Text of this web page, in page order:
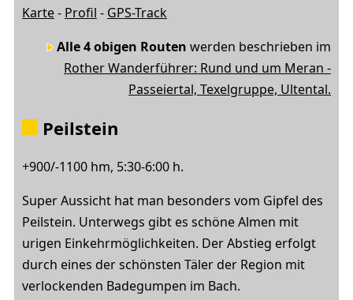
Karte- Profil - GPS-Track
Alle 4 obigen Routen werden beschrieben im
Rother Wanderführer: Rund und um Meran -
Passeiertal, Texelgruppe, Ultental.
Peilstein
+900/-1100 hm, 5:30-6:00 h.
Super Aussicht hat man besonders vom Gipfel des
Peilstein. Unterwegs gibt es schöne Almen mit
urigen Einkehrmöglichkeiten. Der Abstieg erfolgt
durch eines der schönsten Täler der Region mit
verlockenden Badegumpen im Bach.